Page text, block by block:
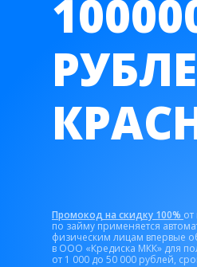
Промокод на скидку 100%
по займу применяется
физическим лицам впервые
в ООО «Кредиска МКК» для
от 1 000 до 50 000 рублей,